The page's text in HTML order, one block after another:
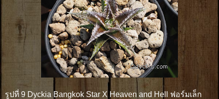
รูปที่ 9 Dyckia Bangkok Star X Heaven and Hell ฟอร์มเล็ก